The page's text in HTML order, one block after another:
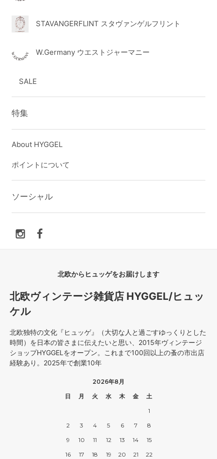
STAVANGERFLINT スタヴァンゲルフリント
W.Germany ウエストジャーマニー
SALE
特集
About HYGGEL
ポイントについて
ソーシャル
北欧からヒュッゲをお届けします
北欧ヴィンテージ雑貨店 HYGGEL/ヒュッ
ケル
北欧独特の文化『ヒュッゲ』（大切な人と過ごすゆっくりとした
時間）を日本の皆さまに伝えたいと思い、2015年ヴィンテージ
ショップHYGGELをオープン。これまで100回以上の蚤の市出店
経験あり。2025年で創業10年
2026年8月
日
月 火 水 木 金
土
1
2
3 4 5 6 7
8
9
10 11 12 13 14
15
16
17 18 19 20 21
22